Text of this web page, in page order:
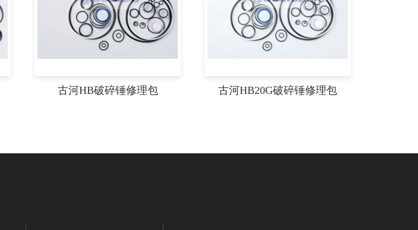
古河HB破碎锤修理包 古河HB20G破碎锤修理包